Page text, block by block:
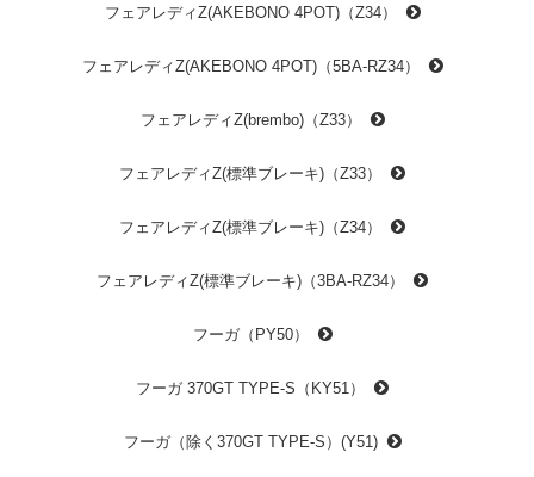
フェアレディZ(AKEBONO 4POT)（Z34）
フェアレディZ(AKEBONO 4POT)（5BA-RZ34）
フェアレディZ(brembo)（Z33）
フェアレディZ(標準ブレーキ)（Z33）
フェアレディZ(標準ブレーキ)（Z34）
フェアレディZ(標準ブレーキ)（3BA-RZ34）
フーガ（PY50）
フーガ 370GT TYPE-S（KY51）
フーガ（除く370GT TYPE-S）(Y51)